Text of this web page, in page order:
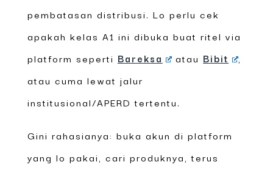
pembatasan distribusi. Lo perlu cek
apakah kelas A1 ini dibuka buat ritel via
platform seperti Bareksa atau Bibit
,
atau cuma lewat jalur
institusional/APERD tertentu.
Gini rahasianya: buka akun di platform
yang lo pakai, cari produknya, terus